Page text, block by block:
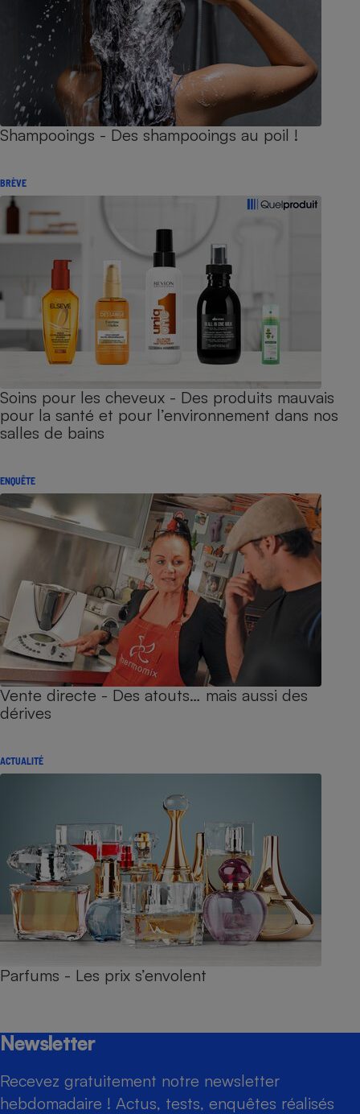
Shampooings - Des shampooings au poil !
BRÈVE
Soins pour les cheveux - Des produits mauvais
pour la santé et pour l’environnement dans nos
salles de bains
ENQUÊTE
Vente directe - Des atouts… mais aussi des
dérives
ACTUALITÉ
Parfums - Les prix s’envolent
Newsletter
Recevez gratuitement notre newsletter
hebdomadaire ! Actus, tests, enquêtes réalisés